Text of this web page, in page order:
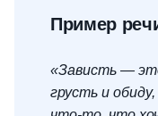
Пример
«Зависть —
грусть и